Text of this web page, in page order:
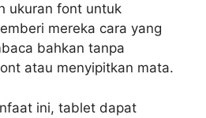
ukuran font untuk
mereka cara yang
bahkan tanpa
atau menyipitkan mata.
ini, tablet dapat